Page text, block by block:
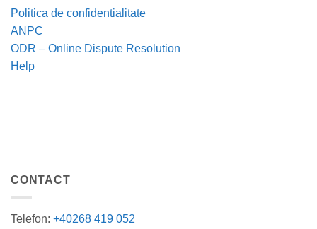
Politica de confidentialitate
ANPC
ODR – Online Dispute Resolution
Help
CONTACT
Telefon: +40268 419 052